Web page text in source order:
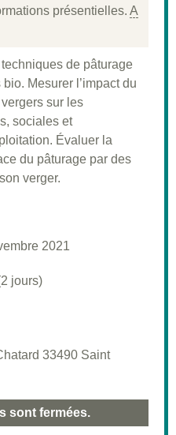
présentielles. A
de pâturage
Mesurer l’impact du
sur les
sociales et
Évaluer la
du pâturage par des
verger.
2021
jours)
33490 Saint
sont fermées.